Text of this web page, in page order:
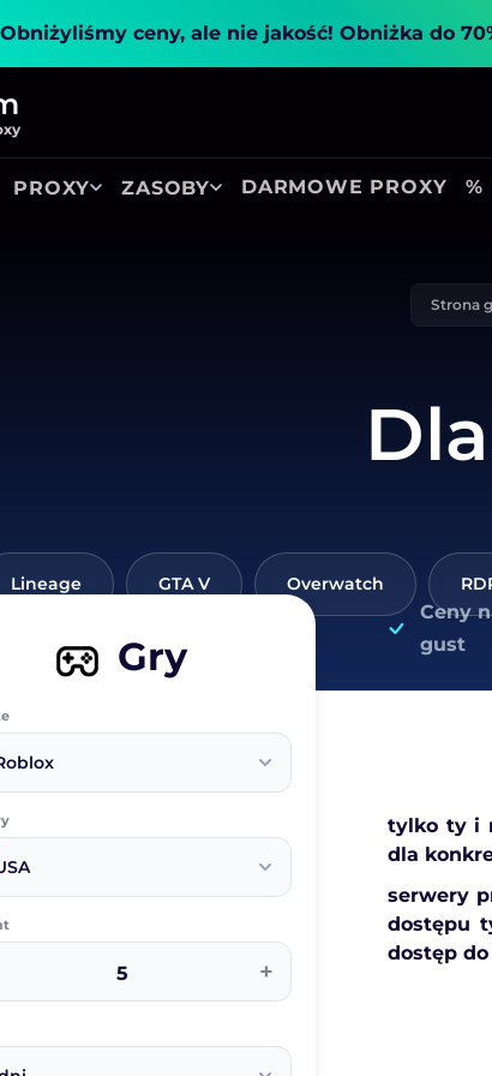
Obniżyliśmy ceny, ale nie jakość! Obniżka do
PROXY ZASOBY DARMOWE PROXY %
Strona
Lineage GTA V Overwatch
Ceny
gust
Gry
+
tylko ty i
dla
serwery
dostępu
dostęp